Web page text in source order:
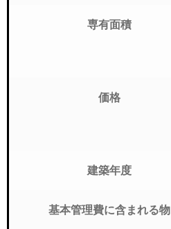
専有面積
価格
建築年度
基本管理費に含まれる物